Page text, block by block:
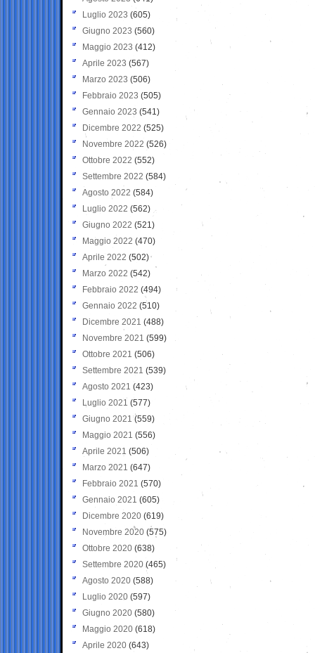
Luglio 2023 (605)
Giugno 2023 (560)
Maggio 2023 (412)
Aprile 2023 (567)
Marzo 2023 (506)
Febbraio 2023 (505)
Gennaio 2023 (541)
Dicembre 2022 (525)
Novembre 2022 (526)
Ottobre 2022 (552)
Settembre 2022 (584)
Agosto 2022 (584)
Luglio 2022 (562)
Giugno 2022 (521)
Maggio 2022 (470)
Aprile 2022 (502)
Marzo 2022 (542)
Febbraio 2022 (494)
Gennaio 2022 (510)
Dicembre 2021 (488)
Novembre 2021 (599)
Ottobre 2021 (506)
Settembre 2021 (539)
Agosto 2021 (423)
Luglio 2021 (577)
Giugno 2021(559)
Maggio 2021 (556)
Aprile 2021 (506)
Marzo 2021 (647)
Febbraio 2021 (570)
Gennaio 2021 (605)
Dicembre 2020 (619)
Novembre 2020 (575)
Ottobre 2020 (638)
Settembre 2020(465)
Agosto 2020 (588)
Luglio 2020 (597)
Giugno 2020 (580)
Maggio 2020 (618)
Aprile 2020 (643)